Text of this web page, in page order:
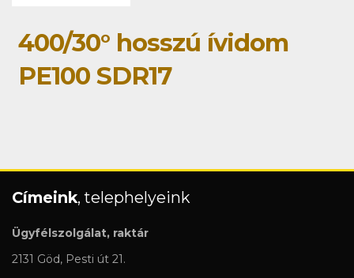
400/30° hosszú ívidom
PE100 SDR17
Címeink, telephelyeink
Ügyfélszolgálat, raktár
2131 Göd, Pesti út 21.